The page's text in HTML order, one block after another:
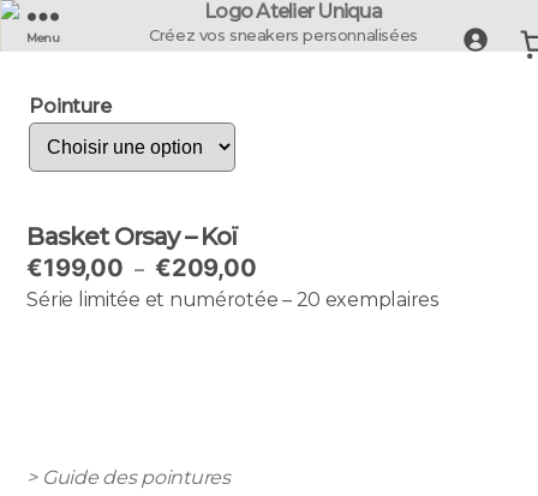
UNIQUA
Créez vos sneakers personnalisées
Menu
Basket Orsay – Koï
€199,00 – €209,00Plage
de
Série limitée et numérotée – 20 exemplaires
Pointure
> Guide des pointures